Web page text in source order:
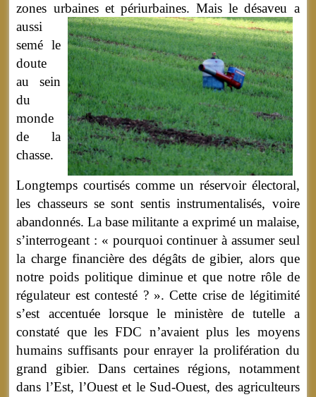
zones urbaines et périurbaines.Mais le désaveu a
aussi
semé le
doute
au sein
du
monde
de la
chasse.
Longtemps courtisés comme un réservoir électoral,
les chasseurs se sont sentis instrumentalisés, voire
abandonnés. La base militante a exprimé un malaise,
s’interrogeant : « pourquoi continuer à assumer seul
la charge financière des dégâts de gibier, alors que
notre poids politique diminue et que notre rôle de
régulateur est contesté ? ». Cette crise de légitimité
s’est accentuée lorsque le ministère de tutelle a
constaté que les FDC n’avaient plus les moyens
humains suffisants pour enrayer la prolifération du
grand gibier. Dans certaines régions, notamment
dans l’Est, l’Ouest et le Sud-Ouest, des agriculteurs